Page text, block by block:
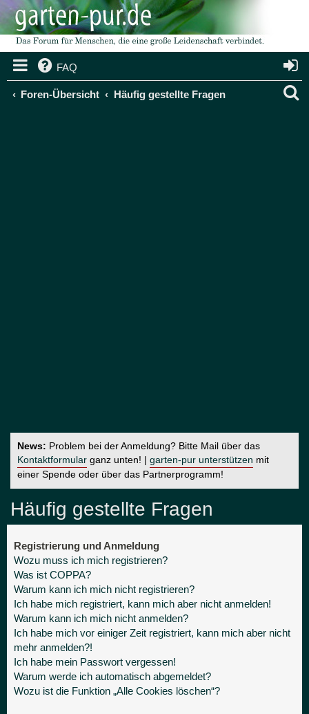
FAQ
Foren-Übersicht Häufig gestellte Fragen
News: Problem bei der Anmeldung? Bitte Mail über das
Kontaktformular ganz unten! | garten-pur unterstützen mit
einer Spende oder über das Partnerprogramm!
Häufig gestellte Fragen
Registrierung und Anmeldung
Wozu muss ich mich registrieren?
Was ist COPPA?
Warum kann ich mich nicht registrieren?
Ich habe mich registriert, kann mich aber nicht anmelden!
Warum kann ich mich nicht anmelden?
Ich habe mich vor einiger Zeit registriert, kann mich aber nicht
mehr anmelden?!
Ich habe mein Passwort vergessen!
Warum werde ich automatisch abgemeldet?
Wozu ist die Funktion „Alle Cookies löschen“?